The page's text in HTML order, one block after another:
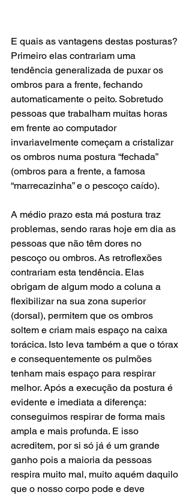
E quais as vantagens destas posturas?
Primeiro elas contrariam uma
tendência generalizada de puxar os
ombros para a frente, fechando
automaticamente o peito. Sobretudo
pessoas que trabalham muitas horas
em frente ao computador
invariavelmente começam a cristalizar
os ombros numa postura “fechada”
(ombros para a frente, a famosa
“marrecazinha” e o pescoço caído).
A médio prazo esta má postura traz
problemas, sendo raras hoje em dia as
pessoas que não têm dores no
pescoço ou ombros. As retroflexões
contrariam esta tendência. Elas
obrigam de algum modo a coluna a
flexibilizar na sua zona superior
(dorsal), permitem que os ombros
soltem e criam mais espaço na caixa
torácica. Isto leva também a que o tórax
e consequentemente os pulmões
tenham mais espaço para respirar
melhor. Após a execução da postura é
evidente e imediata a diferença:
conseguimos respirar de forma mais
ampla e mais profunda. E isso
acreditem, por si só já é um grande
ganho pois a maioria da pessoas
respira muito mal, muito aquém daquilo
que o nosso corpo pode e deve